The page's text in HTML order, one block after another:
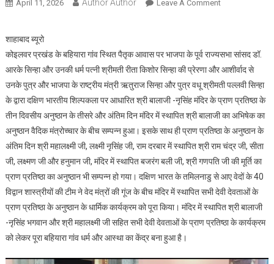
April 11, 2026 Author Author Leave A CommentOn
श्री
बालाजी
-नृसिंह
मंदिर
में
हुई
श्री
बालाजी
प्राण
भाजपा
के
शाहाबाद ब्यूरो
कोइलवर प्रखंड के बहियारा गांव स्थित पैतृक आवास पर भाजपा के पूर्व राज्यसभा सांसद डॉ.
आरके सिन्हा और उनकी धर्म पत्नी श्रीमती रीता किशोर सिन्हा की प्रेरणा और आशीर्वाद से
उनके पुत्र और भाजपा के राष्ट्रीय मंत्री ऋतुराज सिन्हा और पुत्र वधू श्रीमती पल्लवी सिन्हा
के द्वारा दक्षिण भारतीय शिल्पकला पर आधारित श्री बालाजी -नृसिंह मंदिर के प्राण प्रतिष्ठा के
तीन दिवसीय अनुष्ठान के तीसरे और अंतिम दिन मंदिर में स्थापित श्री बालाजी का अभिषेक का
अनुष्ठान वैदिक मंत्रोच्चार के बीच सम्पन्न हुआ। इसके साथ ही प्राण प्रतिष्ठा के अनुष्ठान के
अंतिम दिन श्री महालक्ष्मी जी, लक्ष्मी नृसिंह जी, राम दरबार में स्थापित श्री राम चंद्र जी, सीता
जी, लक्ष्मण जी और हनुमान जी, मंदिर में स्थापित बजरंग बली जी, श्री गणपति जी की मूर्ति का
प्राण प्रतिष्ठा का अनुष्ठान भी सम्पन्न हो गया। दक्षिण भारत के तमिलनाडु से आए वेदों के 40
विद्वान शास्त्रीयों की टीम ने वेद मंत्रों की गूंज के बीच मंदिर में स्थापित सभी देवी देवताओं के
प्राण प्रतिष्ठा के अनुष्ठान के धार्मिक कार्यक्रम को पूरा किया। मंदिर में स्थापित श्री बालाजी
-नृसिंह भगवान और श्री महालक्ष्मी जी सहित सभी देवी देवताओं के प्राण प्रतिष्ठा के कार्यक्रम
को लेकर पूरा बहियारा गांव धर्म और आस्था का केंद्र बना हुआ है।